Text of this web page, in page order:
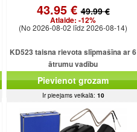
43.95 €49.99 €
Atlaide: -12%
(No 2026-08-02 līdz 2026-08-14)
KD523 taisna rievota slīpmašīna ar 6
ātrumu vadību
Pievienot grozam
Ir pieejams veikalā: 10